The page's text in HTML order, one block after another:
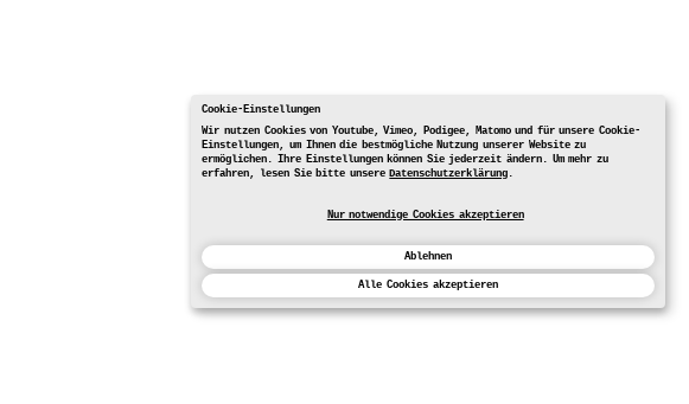
Cookie-Einstellungen
Wir nutzen Cookies von Youtube, Vimeo, Podigee, Matomo und für unsere Cookie-
Einstellungen, um Ihnen die bestmögliche Nutzung unserer Website zu
ermöglichen. Ihre Einstellungen können Sie jederzeit ändern. Um mehr zu
erfahren, lesen Sie bitte unsereDatenschutzerklärung.
Nur notwendige Cookies akzeptieren
Ablehnen
Alle Cookies akzeptieren